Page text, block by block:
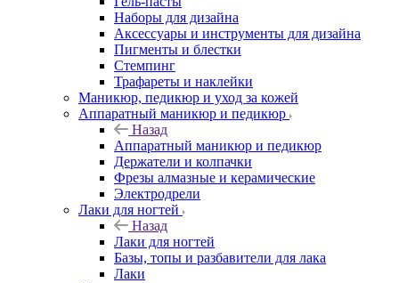
Наборы для дизайна
Аксессуары и инструменты для дизайна
Пигменты и блестки
Стемпинг
Трафареты и наклейки
Маникюр, педикюр и уход за кожей
Аппаратный маникюр и педикюр
Назад
Аппаратный маникюр и педикюр
Держатели и колпачки
Фрезы алмазные и керамические
Электродрели
Лаки для ногтей
Назад
Лаки для ногтей
Базы, топы и разбавители для лака
Лаки